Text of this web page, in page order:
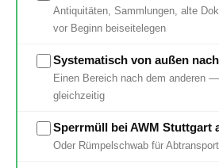
Antiquitäten, Sammlungen, alte
vor Beginn beiseitelegen
Systematisch von außen
Einen Bereich nach dem anderen
gleichzeitig
Sperrmüll bei AWM Stuttgart
Oder Rümpelschwab für